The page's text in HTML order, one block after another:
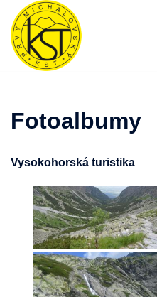
Preskočiť
obsah
Fotoalbumy
Vysokohorská turistika